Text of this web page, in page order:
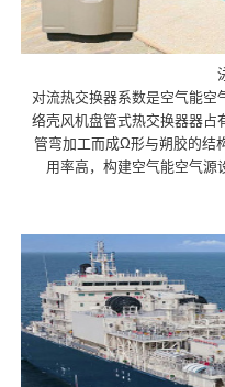
对流热交换器系数是空气能空
络壳风机盘管式热交换器器占
管弯加工而成Ω形与朔胶的结
用率高，构建空气能空气源